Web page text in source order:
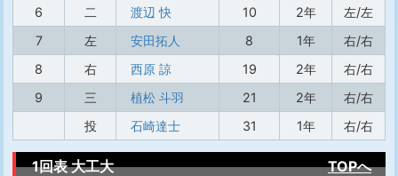
6
二 渡辺 快 10 2年
左/左
7
左 安田拓人 8 1年
右/右
8
右 西原 諒 19 2年
右/右
9
三 植松 斗羽 21 2年
右/右
投
石崎達士 31 1年 右/右
1回表 大工大 TOPへ